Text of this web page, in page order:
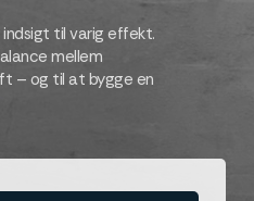
til varig effekt.
mellem
– og til at bygge en